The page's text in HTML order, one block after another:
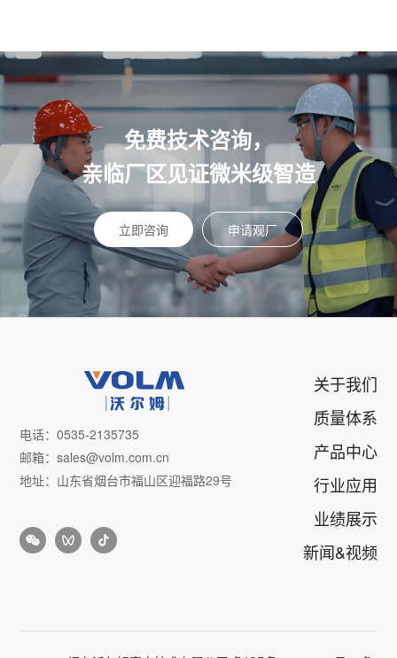
免费技术咨询，
亲临厂区见证微米级智造
立即咨询 申请观厂
电话：0535-2135735
邮箱：sales@volm.com.cn
地址：山东省烟台市福山区迎福路29号
关于我们
质量体系
产品中心
行业应用
业绩展示
新闻&视频